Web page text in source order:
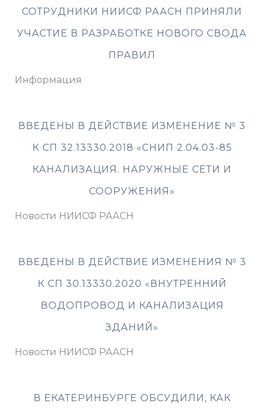
СОТРУДНИКИ НИИСФ РААСН ПРИНЯЛИ
УЧАСТИЕ В РАЗРАБОТКЕ НОВОГО СВОДА
ПРАВИЛ
Информация
ВВЕДЕНЫ В ДЕЙСТВИЕ ИЗМЕНЕНИЕ № 3
К СП 32.13330.2018 «СНИП 2.04.03-85
КАНАЛИЗАЦИЯ. НАРУЖНЫЕ СЕТИ И
СООРУЖЕНИЯ»
Новости НИИСФ РААСН
ВВЕДЕНЫ В ДЕЙСТВИЕ ИЗМЕНЕНИЯ № 3
К СП 30.13330.2020 «ВНУТРЕННИЙ
ВОДОПРОВОД И КАНАЛИЗАЦИЯ
ЗДАНИЙ»
Новости НИИСФ РААСН
В ЕКАТЕРИНБУРГЕ ОБСУДИЛИ, КАК